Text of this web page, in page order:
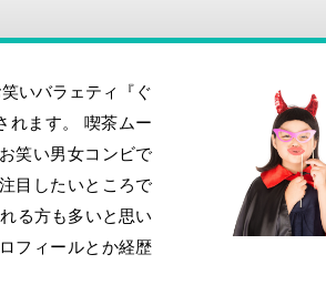
いバラェティ『ぐ
れます。 喫茶ムー
笑い男女コンビで
目したいところで
る方も多いと思い
フィールとか経歴